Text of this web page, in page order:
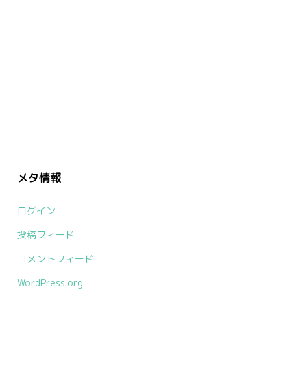
メタ情報
ログイン
投稿フィード
コメントフィード
WordPress.org